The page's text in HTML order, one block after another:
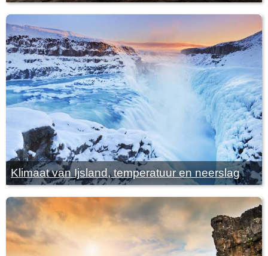
Klimaat van Ijsland, temperatuur en neerslag